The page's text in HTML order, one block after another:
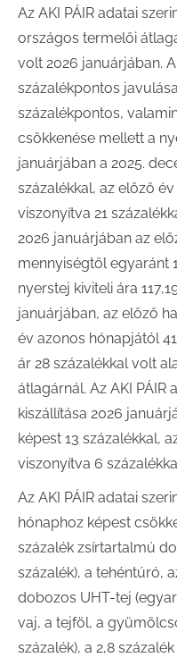
Az AKI PÁIR adatai
országos termelői
volt 2026 januárjában.
százalékpontos
százalékpontos,
csökkenése mellett a
januárjában a 2025.
százalékkal, az előző
viszonyítva 21
2026 januárjában az
mennyiségtől egyaránt
nyerstej kiviteli ára
januárjában, az előző
év azonos hónapjától
ár 28 százalékkal volt
átlagárnál. Az AKI PÁIR
kiszállítása 2026
képest 13 százalékkal,
viszonyítva 6
Az AKI PÁIR adatai
hónaphoz képest
százalék zsírtartalmú
százalék), a tehéntúró,
dobozos UHT-tej
vaj, a tejföl, a
százalék), a 2,8